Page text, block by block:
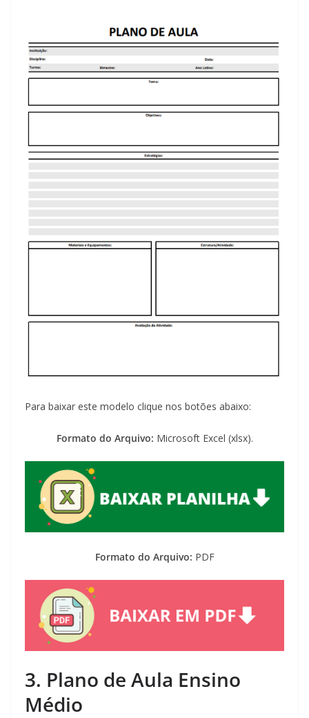
Para baixar este modelo clique nos botões abaixo:
Formato do Arquivo: Microsoft Excel (xlsx).
Formato do Arquivo: PDF
3. Plano de Aula Ensino
Médio